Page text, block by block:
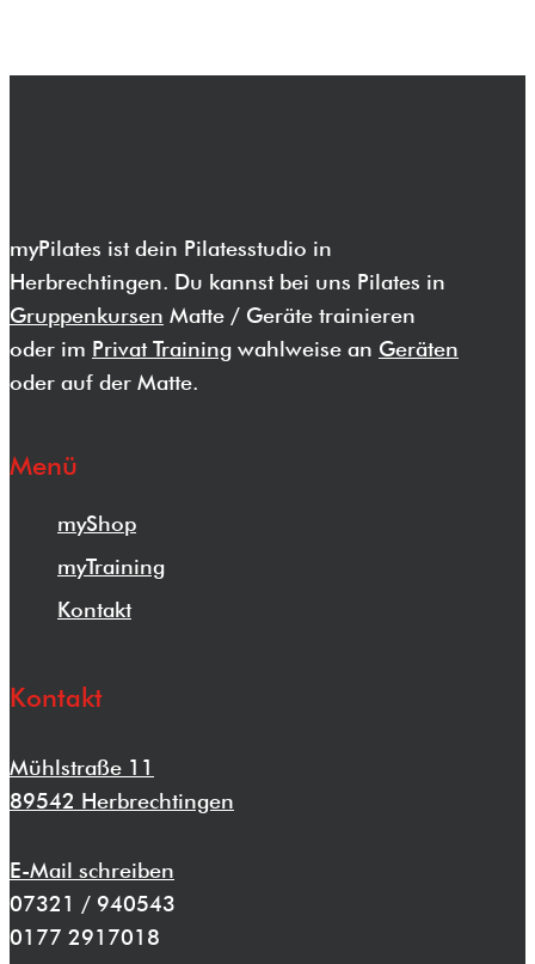
myPilates ist dein Pilatesstudio in
Herbrechtingen. Du kannst bei uns Pilates in
Gruppenkursen Matte / Geräte trainieren
oder im Privat Training wahlweise an Geräten
oder auf der Matte.
Menü
myShop
myTraining
Kontakt
Kontakt
Mühlstraße 11
89542 Herbrechtingen
E-Mail schreiben
07321 / 940543
0177 2917018